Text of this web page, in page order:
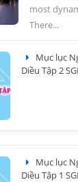
most
There...
Mục lục
Diều Tập 2
Mục lục
Diều Tập 1